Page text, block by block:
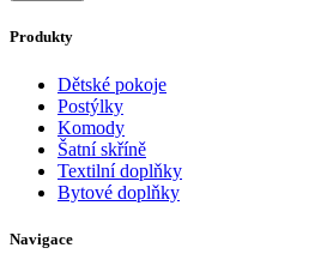
Produkty
Dětské pokoje
Postýlky
Komody
Šatní skříně
Textilní doplňky
Bytové doplňky
Navigace